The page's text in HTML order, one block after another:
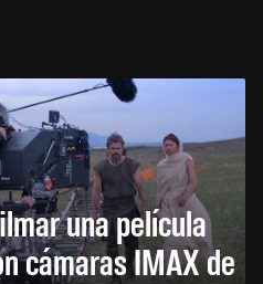
una película
cámaras IMAX de